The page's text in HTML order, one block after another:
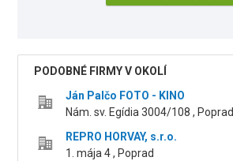
PODOBNÉ FIRMY V OKOLÍ
Ján Palčo FOTO - KINO
Nám. sv. Egídia 3004/108 , Poprad
REPRO HORVAY, s.r.o.
1. mája 4 , Poprad